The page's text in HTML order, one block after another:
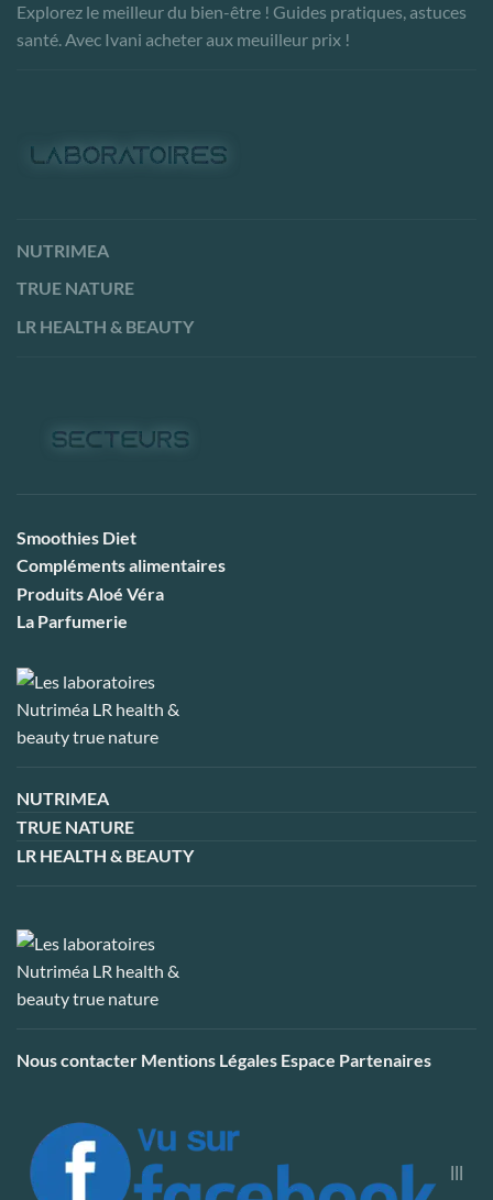
Explorez le meilleur du bien-être ! Guides pratiques, astuces
santé. Avec Ivani acheter aux meuilleur prix !
NUTRIMEA
TRUE NATURE
LR HEALTH & BEAUTY
Smoothies Diet
Compléments alimentaires
Produits Aloé Véra
La Parfumerie
NUTRIMEA
TRUE NATURE
LR HEALTH & BEAUTY
Nous contacter Mentions Légales Espace Partenaires
|||